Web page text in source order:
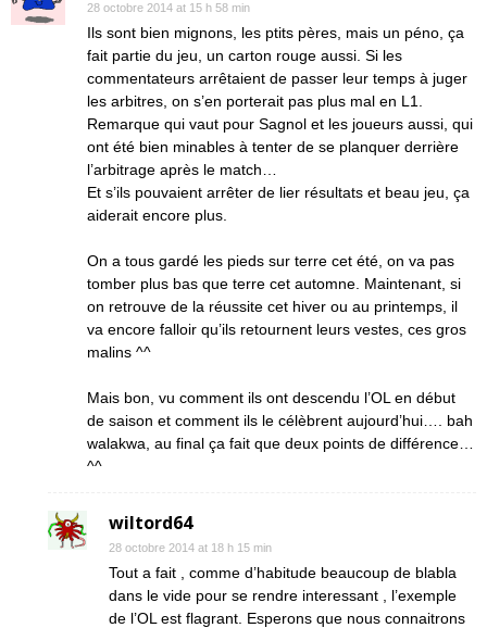
28 octobre 2014 at 15 h 58 min
Ils sont bien mignons, les ptits pères, mais un péno, ça
fait partie du jeu, un carton rouge aussi. Si les
commentateurs arrêtaient de passer leur temps à juger
les arbitres, on s’en porterait pas plus mal en L1.
Remarque qui vaut pour Sagnol et les joueurs aussi, qui
ont été bien minables à tenter de se planquer derrière
l’arbitrage après le match…
Et s’ils pouvaient arrêter de lier résultats et beau jeu, ça
aiderait encore plus.
On a tous gardé les pieds sur terre cet été, on va pas
tomber plus bas que terre cet automne. Maintenant, si
on retrouve de la réussite cet hiver ou au printemps, il
va encore falloir qu’ils retournent leurs vestes, ces gros
malins ^^
Mais bon, vu comment ils ont descendu l’OL en début
de saison et comment ils le célèbrent aujourd’hui…. bah
walakwa, au final ça fait que deux points de différence…
^^
wiltord64
28 octobre 2014 at 18 h 15 min
Tout a fait , comme d’habitude beaucoup de blabla
dans le vide pour se rendre interessant , l’exemple
de l’OL est flagrant. Esperons que nous connaitrons